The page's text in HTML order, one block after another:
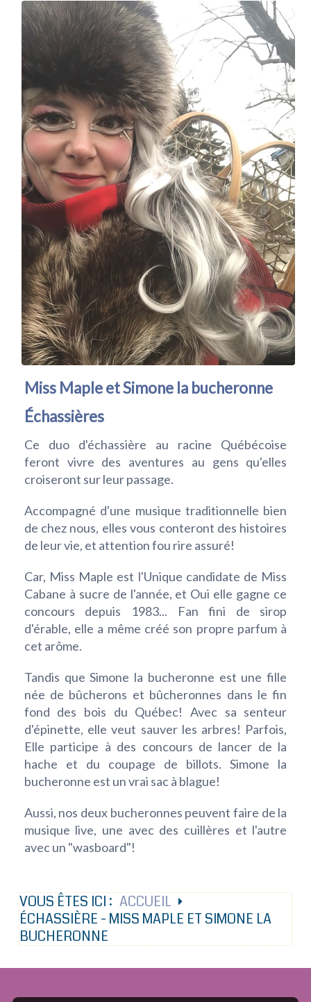
Miss Maple et Simone la bucheronne
Échassières
Ce duo d'échassière au racine Québécoise
feront vivre des aventures au gens qu'elles
croiseront sur leur passage.
Accompagné d'une musique traditionnelle bien
de chez nous, elles vous conteront des histoires
de leur vie, et attention fou rire assuré!
Car, Miss Maple est l'Unique candidate de Miss
Cabane à sucre de l'année, et Oui elle gagne ce
concours depuis 1983... Fan fini de sirop
d'érable, elle a même créé son propre parfum à
cet arôme.
Tandis que Simone la bucheronne est une fille
née de bûcherons et bûcheronnes dans le fin
fond des bois du Québec! Avec sa senteur
d'épinette, elle veut sauver les arbres! Parfois,
Elle participe à des concours de lancer de la
hache et du coupage de billots. Simone la
bucheronne est un vrai sac à blague!
Aussi, nos deux bucheronnes peuvent faire de la
musique live, une avec des cuillères et l'autre
avec un "wasboard"!
VOUS ÊTES ICI : ACCUEIL
ÉCHASSIÈRE - MISS MAPLE ET SIMONE LA
BUCHERONNE